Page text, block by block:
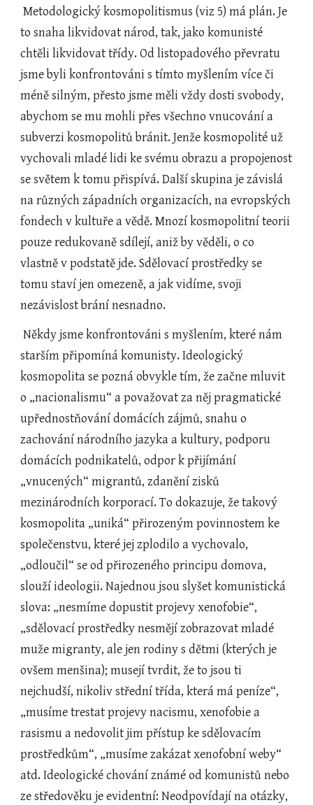
Metodologický kosmopolitismus (viz 5) má plán. Je
to snaha likvidovat národ, tak, jako komunisté
chtěli likvidovat třídy. Od listopadového převratu
jsme byli konfrontováni s tímto myšlením více či
méně silným, přesto jsme měli vždy dosti svobody,
abychom se mu mohli přes všechno vnucování a
subverzi kosmopolitů bránit. Jenže kosmopolité už
vychovali mladé lidi ke svému obrazu a propojenost
se světem k tomu přispívá. Další skupina je závislá
na různých západních organizacích, na evropských
fondech v kultuře a vědě. Mnozí kosmopolitní teorii
pouze redukovaně sdílejí, aniž by věděli, o co
vlastně v podstatě jde. Sdělovací prostředky se
tomu staví jen omezeně, a jak vidíme, svoji
nezávislost brání nesnadno.
Někdy jsme konfrontováni s myšlením, které nám
starším připomíná komunisty. Ideologický
kosmopolita se pozná obvykle tím, že začne mluvit
o „nacionalismu“ a považovat za něj pragmatické
upřednostňování domácích zájmů, snahu o
zachování národního jazyka a kultury, podporu
domácích podnikatelů, odpor k přijímání
„vnucených“ migrantů, zdanění zisků
mezinárodních korporací. To dokazuje, že takový
kosmopolita „uniká“ přirozeným povinnostem ke
společenstvu, které jej zplodilo a vychovalo,
„odloučil“ se od přirozeného principu domova,
slouží ideologii. Najednou jsou slyšet komunistická
slova: „nesmíme dopustit projevy xenofobie“,
„sdělovací prostředky nesmějí zobrazovat mladé
muže migranty, ale jen rodiny s dětmi (kterých je
ovšem menšina); musejí tvrdit, že to jsou ti
nejchudší, nikoliv střední třída, která má peníze“,
„musíme trestat projevy nacismu, xenofobie a
rasismu a nedovolit jim přístup ke sdělovacím
prostředkům“, „musíme zakázat xenofobní weby“
atd. Ideologické chování známé od komunistů nebo
ze středověku je evidentní: Neodpovídají na otázky,